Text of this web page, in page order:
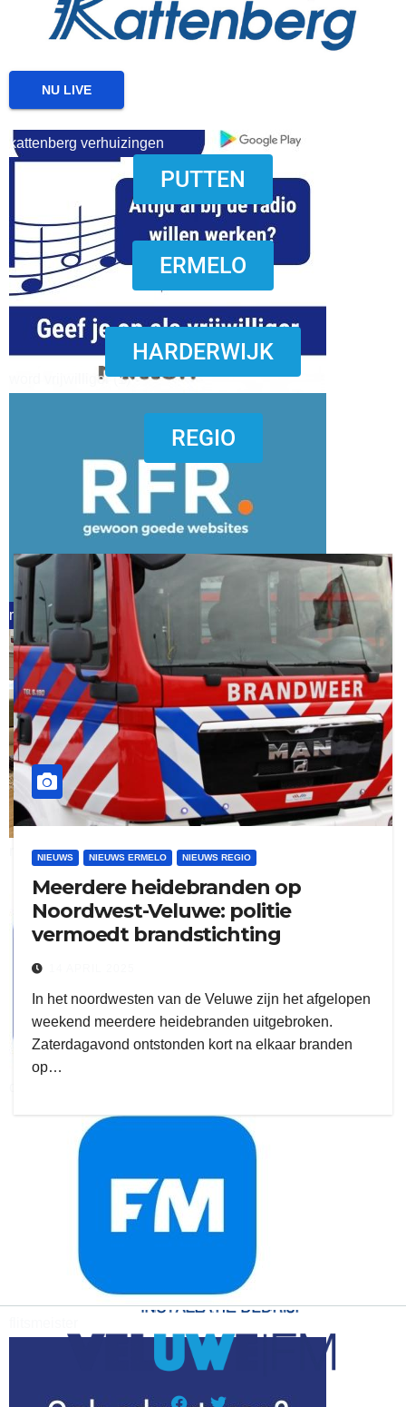
download onzze App
word vrijwilliger (1)
delangekortland
kattenberg verhuizingen
word vrijwilliger (1)
refreshed webdesign putten
ruitengaparket
NU LIVE
PUTTEN
ERMELO
HARDERWIJK
REGIO
NIEUWS NIEUWS ERMELO NIEUWS REGIO
Meerdere heidebranden op
Noordwest-Veluwe: politie
vermoedt brandstichting
In het noordwesten van de Veluwe zijn het afgelopen
weekend meerdere heidebranden uitgebroken.
Zaterdagavond ontstonden kort na elkaar branden
op…